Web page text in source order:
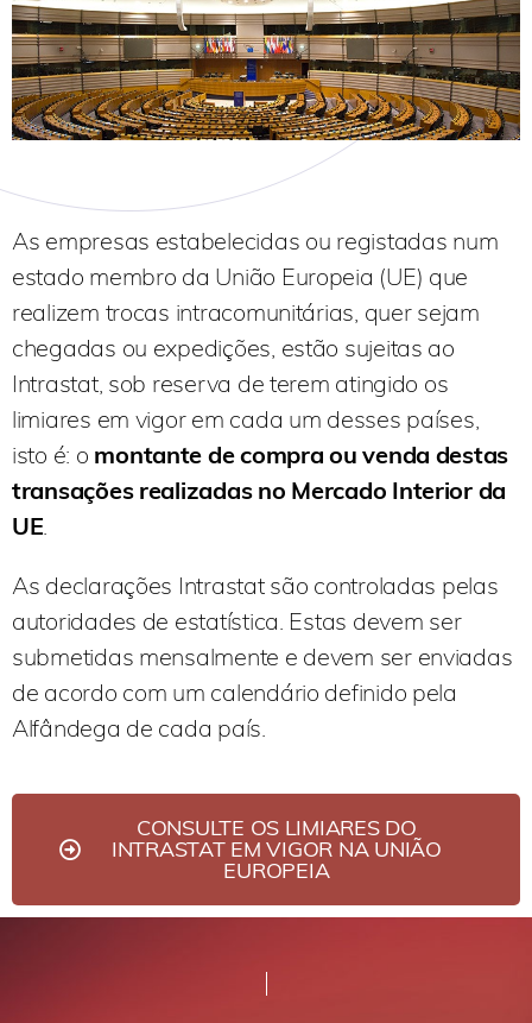
As empresas estabelecidas ou registadas num
estado membro da União Europeia (UE) que
realizem trocas intracomunitárias, quer sejam
chegadas ou expedições, estão sujeitas ao
Intrastat, sob reserva de terem atingido os
limiares em vigor em cada um desses países,
isto é: o montante de compra ou venda destas
transações realizadas no Mercado Interior da
UE.
As declarações Intrastat são controladas pelas
autoridades de estatística. Estas devem ser
submetidas mensalmente e devem ser enviadas
de acordo com um calendário definido pela
Alfândega de cada país.
CONSULTE OS LIMIARES DO
INTRASTAT EM VIGOR NA UNIÃO
EUROPEIA